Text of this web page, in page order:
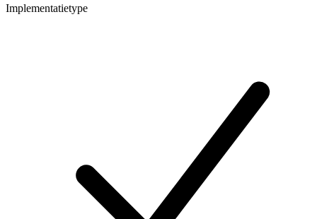
Implementatietype